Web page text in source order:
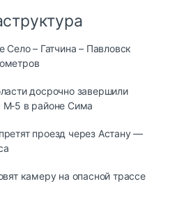
Село – Гатчина – Павловск
досрочно завершили
М‑5 в районе Сима
проезд через Астану —
камеру на опасной трассе